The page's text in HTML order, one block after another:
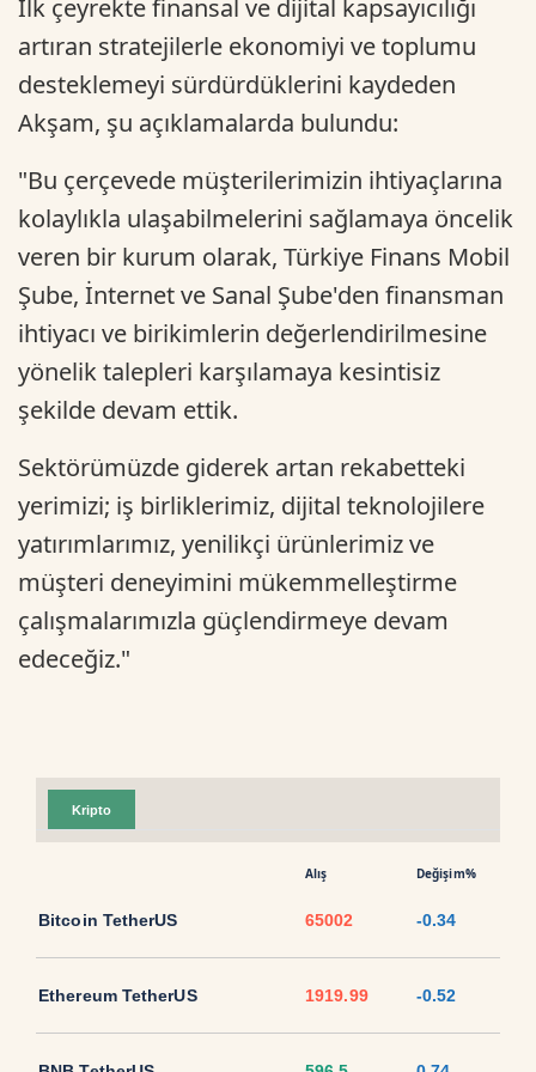
İlk çeyrekte finansal ve dijital kapsayıcılığı
artıran stratejilerle ekonomiyi ve toplumu
desteklemeyi sürdürdüklerini kaydeden
Akşam, şu açıklamalarda bulundu:
"Bu çerçevede müşterilerimizin ihtiyaçlarına
kolaylıkla ulaşabilmelerini sağlamaya öncelik
veren bir kurum olarak, Türkiye Finans Mobil
Şube, İnternet ve Sanal Şube'den finansman
ihtiyacı ve birikimlerin değerlendirilmesine
yönelik talepleri karşılamaya kesintisiz
şekilde devam ettik.
Sektörümüzde giderek artan rekabetteki
yerimizi; iş birliklerimiz, dijital teknolojilere
yatırımlarımız, yenilikçi ürünlerimiz ve
müşteri deneyimini mükemmelleştirme
çalışmalarımızla güçlendirmeye devam
edeceğiz."
Kripto
Alış Değişim%
Bitcoin TetherUS 65002 -0.34
Ethereum TetherUS 1919.99 -0.52